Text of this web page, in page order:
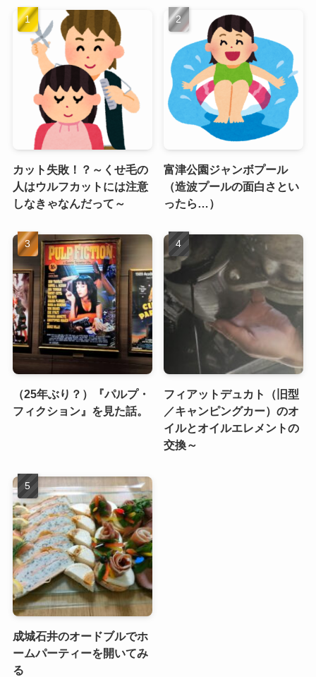
カット失敗！？～くせ毛の
人はウルフカットには注意
しなきゃなんだって～
富津公園ジャンボプール
（造波プールの面白さとい
ったら…）
（25年ぶり？）『パルプ・
フィクション』を見た話。
フィアットデュカト（旧型
／キャンピングカー）のオ
イルとオイルエレメントの
交換～
成城石井のオードブルでホ
ームパーティーを開いてみ
る